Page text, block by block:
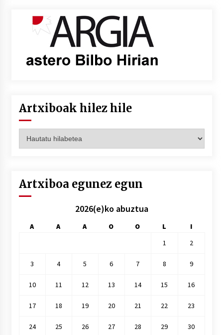
Artxiboak hilez hile
hilez
Artxiboa egunez egun
2026(e)ko abuztua
A A A O O L
I
1
2
3 4 5 6 7 8 9
10 11 12 13 14 15 16
17 18 19 20 21 22 23
24 25 26 27 28 29 30